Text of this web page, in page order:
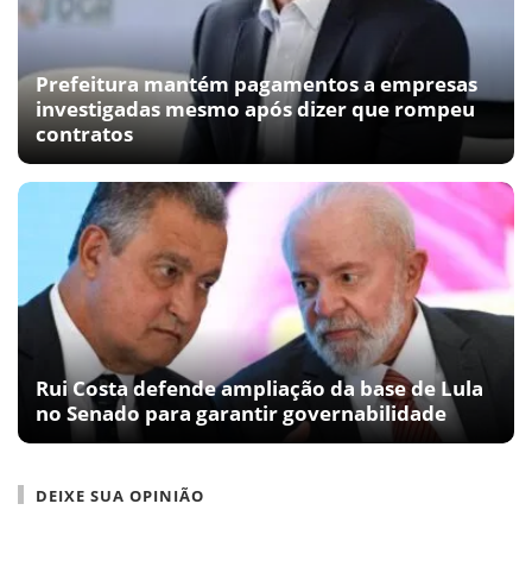
Prefeitura mantém pagamentos a empresas
investigadas mesmo após dizer que rompeu
contratos
Rui Costa defende ampliação da base de Lula
no Senado para garantir governabilidade
DEIXE SUA OPINIÃO